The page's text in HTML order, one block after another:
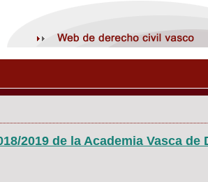
2019 de la Academia Vasca de